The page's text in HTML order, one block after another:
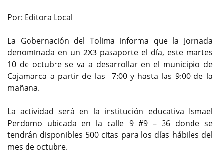
Por: Editora Local
La Gobernación del Tolima informa que la Jornada
denominada en un 2X3 pasaporte el día, este martes
10 de octubre se va a desarrollar en el municipio de
Cajamarca a partir de las 7:00 y hasta las 9:00 de la
mañana.
La actividad será en la institución educativa Ismael
Perdomo ubicada en la calle 9 #9 – 36 donde se
tendrán disponibles 500 citas para los días hábiles del
mes de octubre.